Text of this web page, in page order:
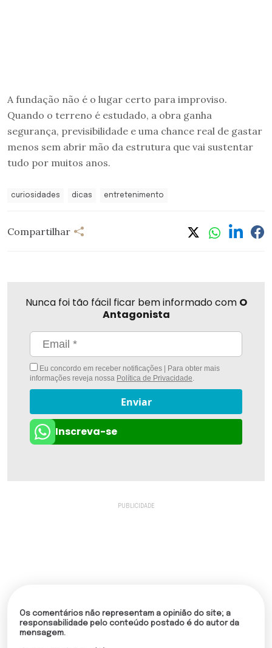
A fundação não é o lugar certo para improviso.
Quando o terreno é estudado, a obra ganha
segurança, previsibilidade e uma chance real de gastar
menos sem abrir mão da estrutura que vai sustentar
tudo por muitos anos.
curiosidades dicas entretenimento
Compartilhar
Nunca foi tão fácil ficar bem informado com O
Antagonista
Eu concordo em receber notificações | Para obter mais
informações reveja nossa Política de Privacidade.
Enviar
Inscreva-se
Os comentários não representam a opinião do site; a
responsabilidade pelo conteúdo postado é do autor da
mensagem.